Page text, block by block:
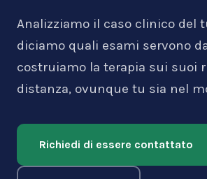
Analizziamo il caso clinico del
diciamo quali esami servono
costruiamo la terapia sui suoi
distanza, ovunque tu sia nel
Richiedi di essere contattato